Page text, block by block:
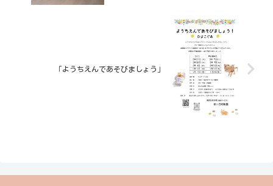
「ようちえんであそびましょう」